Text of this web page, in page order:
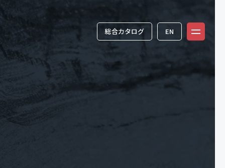
総合カタログ EN